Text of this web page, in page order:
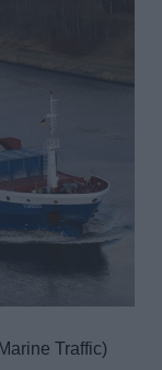
Traffic)